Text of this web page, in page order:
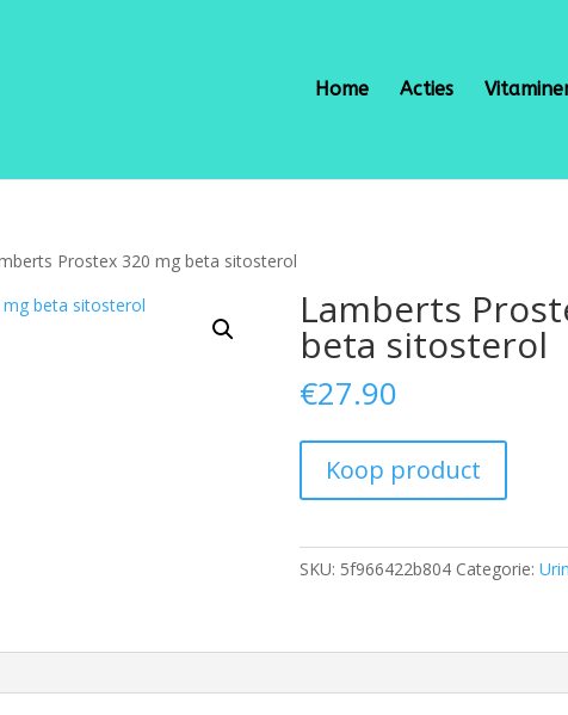
Home Acties
Prostex 320 mg beta sitosterol
Lamberts
beta sitosterol
€27.90
Koop product
SKU: 5f966422b804 Categorie: